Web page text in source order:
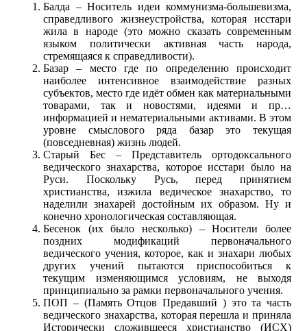
Балда – Носитель идеи коммунизма-большевизма,
справедливого жизнеустройства, которая исстари
жила в народе (это можно сказать современным
языком политически активная часть народа,
стремящаяся к справедливости).
Базар – место где по определению происходит
наиболее интенсивное взаимодействие разных
субъектов, место где идёт обмен как материальными
товарами, так и новостями, идеями и пр…
информацией и нематериальными активами. В этом
уровне смыслового ряда базар это текущая
(повседневная) жизнь людей.
Старый Бес – Представитель ортодоксального
ведического знахарства, которое исстари было на
Руси. Поскольку Русь, перед принятием
христианства, изжила ведическое знахарство, то
наделили знахарей достойным их образом. Ну и
конечно хронологическая составляющая.
Бесенок (их было несколько) – Носители более
поздних модификаций первоначального
ведического учения, которое, как и знахари любых
других учений пытаются приспособиться к
текущим изменяющимся условиям, не выходя
принципиально за рамки первоначального учения.
ПОП – (Память Отцов Предавший ) это та часть
ведического знахарства, которая перешла и приняла
Исторически сложившееся христианство (ИСХ)